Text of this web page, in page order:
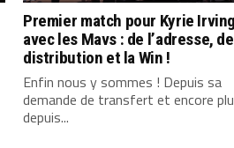
Premier match pour Kyrie Irving
avec les Mavs : de l’adresse,
distribution et la Win !
Enfin nous y sommes ! Depuis sa
demande de transfert et encore
depuis...